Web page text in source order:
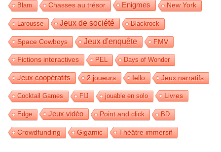
Blam Chasses au trésor Enigmes New York
Larousse Jeux de société Blackrock
Space Cowboys Jeux d'enquête FMV
Fictions interactives PEL Days of Wonder
Jeux coopératifs 2 joueurs Iello Jeux narratifs
Cocktail Games FIJ jouable en solo Livres
Edge Jeux vidéo Point and click BD
Crowdfunding Gigamic Théâtre immersif